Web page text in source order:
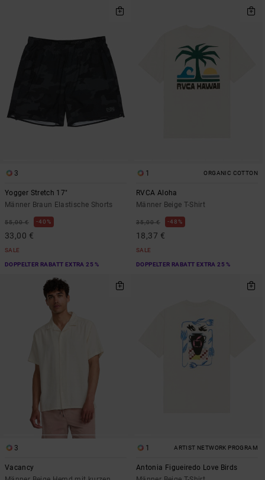
3
Yogger Stretch 17"
Männer Braun Elastische Shorts
55,00 € 40%
33,00 €
SALE
DOPPELTER RABATT EXTRA 25 %
1 ORGANIC COTTON
RVCA Aloha
Männer Beige T-Shirt
35,00 € 48%
18,37 €
SALE
DOPPELTER RABATT EXTRA 25 %
3
Vacancy
1 ARTIST NETWORK PROGRAM
Antonia Figueiredo Love Birds